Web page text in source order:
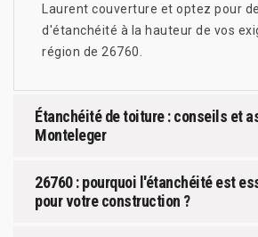
Laurent couverture et optez pour
d'étanchéité à la hauteur de vos
région de 26760.
Étanchéité de toiture : conseils et
Monteleger
26760 : pourquoi l'étanchéité est
pour votre construction ?